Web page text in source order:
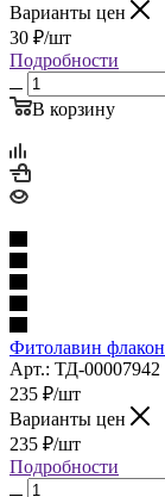
Варианты цен
30 ₽/шт
Подробности
В корзину
Фитолавин
Арт.: ТД-00007942
235 ₽/шт
Варианты цен
235 ₽/шт
Подробности